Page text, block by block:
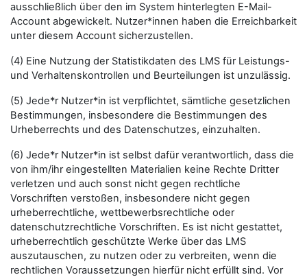
ausschließlich über den im System hinterlegten E-Mail-
Account abgewickelt. Nutzer*innen haben die Erreichbarkeit
unter diesem Account sicherzustellen.
(4) Eine Nutzung der Statistikdaten des LMS für Leistungs-
und Verhaltenskontrollen und Beurteilungen ist unzulässig.
(5) Jede*r Nutzer*in ist verpflichtet, sämtliche gesetzlichen
Bestimmungen, insbesondere die Bestimmungen des
Urheberrechts und des Datenschutzes, einzuhalten.
(6) Jede*r Nutzer*in ist selbst dafür verantwortlich, dass die
von ihm/ihr eingestellten Materialien keine Rechte Dritter
verletzen und auch sonst nicht gegen rechtliche
Vorschriften verstoßen, insbesondere nicht gegen
urheberrechtliche, wettbewerbsrechtliche oder
datenschutzrechtliche Vorschriften. Es ist nicht gestattet,
urheberrechtlich geschützte Werke über das LMS
auszutauschen, zu nutzen oder zu verbreiten, wenn die
rechtlichen Voraussetzungen hierfür nicht erfüllt sind. Vor